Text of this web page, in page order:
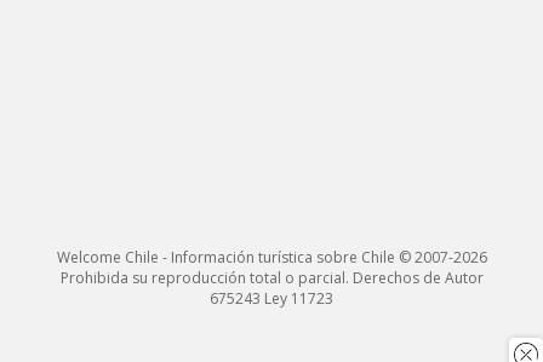
Welcome Chile - Información turística sobre Chile © 2007-2026
Prohibida su reproducción total o parcial. Derechos de Autor
675243 Ley 11723